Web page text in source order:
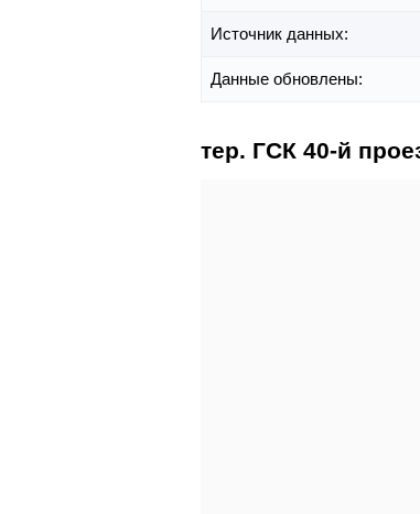
Источник данных:
Данные обновлены:
тер. ГСК 40-й